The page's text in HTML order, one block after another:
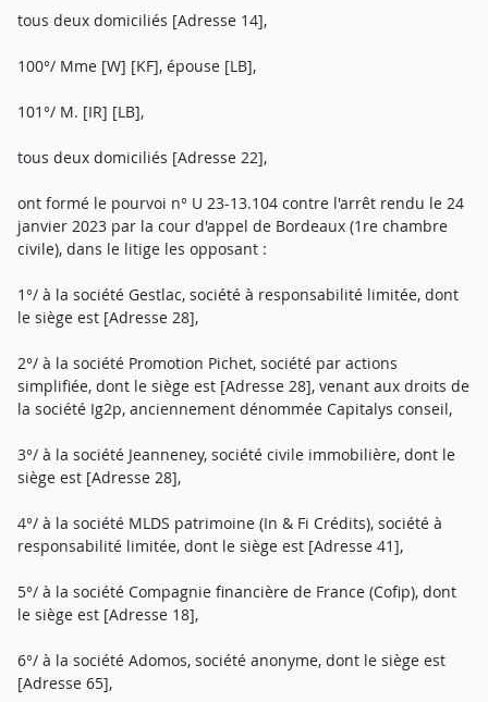
tous deux domiciliés [Adresse 14],
100°/ Mme [W] [KF], épouse [LB],
101°/ M. [IR] [LB],
tous deux domiciliés [Adresse 22],
ont formé le pourvoi n° U 23-13.104 contre l'arrêt rendu le 24
janvier 2023 par la cour d'appel de Bordeaux (1re chambre
civile), dans le litige les opposant :
1°/ à la société Gestlac, société à responsabilité limitée, dont
le siège est [Adresse 28],
2°/ à la société Promotion Pichet, société par actions
simplifiée, dont le siège est [Adresse 28], venant aux droits de
la société Ig2p, anciennement dénommée Capitalys conseil,
3°/ à la société Jeanneney, société civile immobilière, dont le
siège est [Adresse 28],
4°/ à la société MLDS patrimoine (In & Fi Crédits), société à
responsabilité limitée, dont le siège est [Adresse 41],
5°/ à la société Compagnie financière de France (Cofip), dont
le siège est [Adresse 18],
6°/ à la société Adomos, société anonyme, dont le siège est
[Adresse 65],